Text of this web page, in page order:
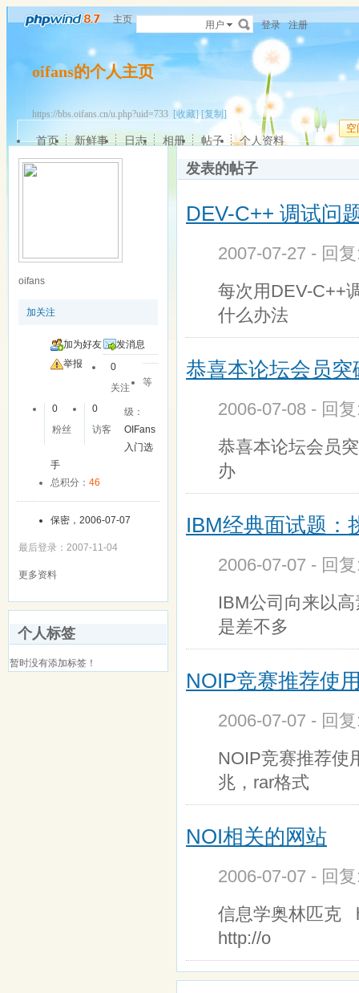
主页 用户 登录 注册
oifans的个人主页
https://bbs.oifans.cn/u.php?uid=733 [收藏] [复制]
空
首页 新鲜事 日志 相册 帖子 个人资料
oifans
加关注
加为好友
发消息
举报
0
关注
0
粉丝
0
访客
等
级：
OIFans
入门选
手
总积分： 46
保密，2006-07-07
最后登录：2007-11-04
更多资料
个人标签
暂时没有添加标签！
发表的帖子
DEV-C++ 调试问
2007-07-27 - 回
每次用DEV-C++
什么办法
恭喜本论坛会员突
2006-07-08 - 回
恭喜本论坛会员
办
IBM经典面试题：
2006-07-07 - 回
IBM公司向来以
是差不多
NOIP竞赛推荐使
2006-07-07 - 回
NOIP竞赛推荐使
兆，rar格式
NOI相关的网站
2006-07-07 - 回
信息学奥林匹克
http://o